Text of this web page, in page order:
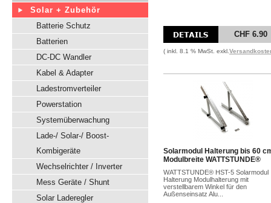
Solar + Zubehör
Batterie Schutz
Batterien
DC-DC Wandler
Kabel & Adapter
Ladestromverteiler
Powerstation
Systemüberwachung
Lade-/ Solar-/ Boost-
Kombigeräte
Wechselrichter / Inverter
Mess Geräte / Shunt
Solar Laderegler
CHF 6.90
( inkl. 8.1 % MwSt. exkl.
Solarmodul Halterung bis 60
Modulbreite WATTSTUNDE®
WATTSTUNDE® HST-5 Solarmodul
Halterung Modulhalterung mit
verstellbarem Winkel für den
Außenseinsatz Alu...